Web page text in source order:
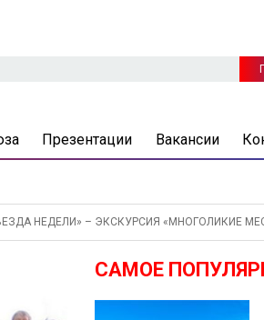
Презентации Вакансии
НЕДЕЛИ» – ЭКСКУРСИЯ «МНОГОЛИКИЕ
САМОЕ